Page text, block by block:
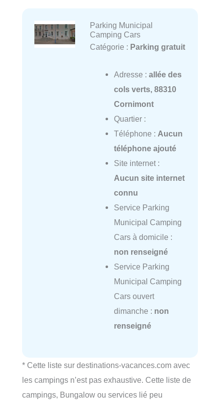
Parking Municipal
Camping Cars
Catégorie : Parking gratuit
Adresse : allée des
cols verts, 88310
Cornimont
Quartier :
Téléphone : Aucun
téléphone ajouté
Site internet :
Aucun site internet
connu
Service Parking
Municipal Camping
Cars à domicile :
non renseigné
Service Parking
Municipal Camping
Cars ouvert
dimanche : non
renseigné
* Cette liste sur destinations-vacances.com avec
les campings n’est pas exhaustive. Cette liste de
campings, Bungalow ou services lié peu